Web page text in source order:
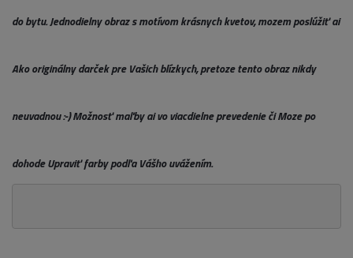
do bytu. Jednodielny obraz s motívom krásnych kvetov, mozem poslúžiť ai
Ako originálny darček pre Vašich blízkych, pretoze tento obraz nikdy
neuvadnou :-) Možnosť maľby ai vo viacdielne prevedenie či Moze po
dohode Upraviť farby podľa Vášho uvážením.